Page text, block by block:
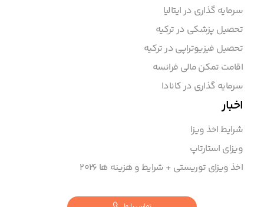
سرمایه گذاری در ایتالیا
تحصیل پزشکی در ترکیه
تحصیل فیزیوتراپی در ترکیه
اقامت تمکن مالی فرانسه
سرمایه گذاری در کانادا
اخبار
شرایط اخذ ویزا
ویزای استارتاپ
اخذ ویزای توریستی + شرایط و هزینه ها ۲۰۲6